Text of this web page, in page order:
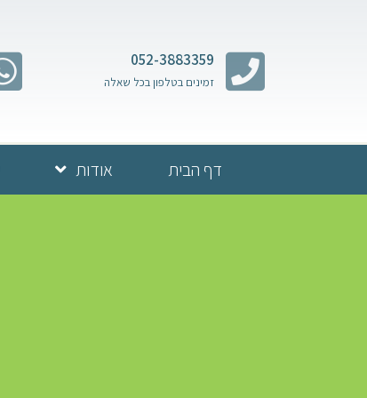
052-3883359
זמינים בטלפון בכל שאלה
דף הבית אודות